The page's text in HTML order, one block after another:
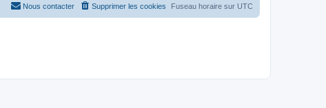
Fuseau horaire sur UTC
Supprimer les cookies
Nous contacter